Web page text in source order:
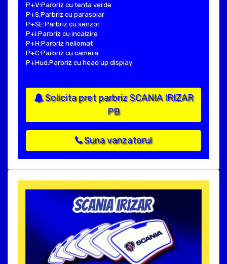
P+V:Parbriz cu tenta verde
P+S:Parbriz cu parasolar
P+SE:Parbriz cu senzor
P+I:Parbriz cu incalzire
P+H:Parbriz heliomat
P+C:Parbriz cu camera
P+Hud:Parbriz cu head up display
Solicita pret parbriz SCANIA IRIZAR
PB
Suna vanzatorul